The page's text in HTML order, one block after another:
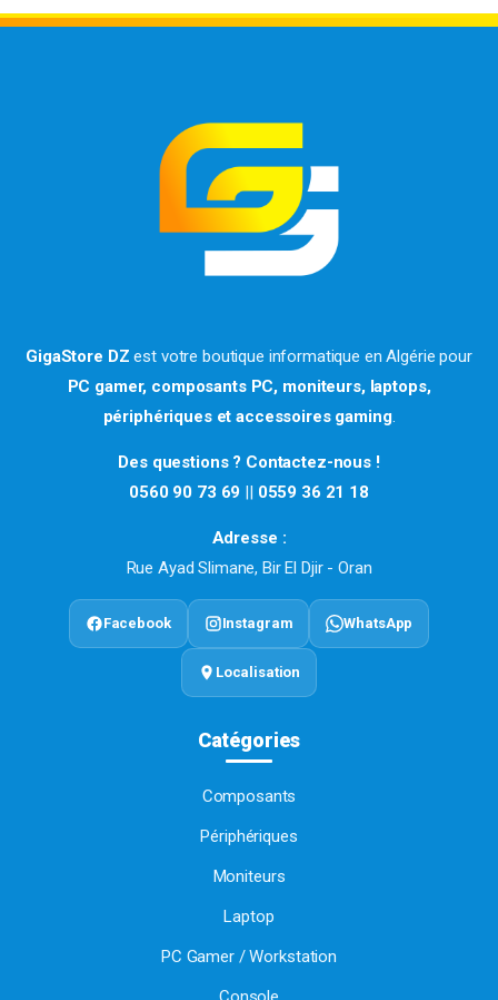
GigaStore DZ est votre boutique informatique en Algérie pour
PC gamer, composants PC, moniteurs, laptops,
périphériques et accessoires gaming.
Des questions ? Contactez-nous !
0560 90 73 69 || 0559 36 21 18
Adresse :
Rue Ayad Slimane, Bir El Djir - Oran
Facebook Instagram WhatsApp
Localisation
Catégories
Composants
Périphériques
Moniteurs
Laptop
PC Gamer / Workstation